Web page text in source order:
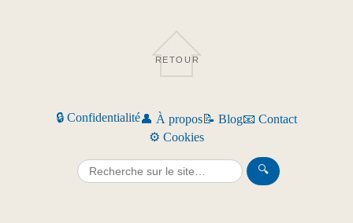
RETOUR
🔒 Confidentialité👤 À propos📝 Blog📧 Contact
⚙️ Cookies
🔍